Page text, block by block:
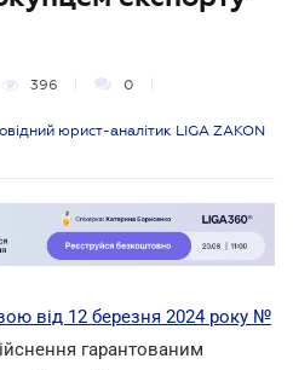
396 0
юрист-аналітик LIGA ZAKON
від 12 березня 2024 року №
гарантованим